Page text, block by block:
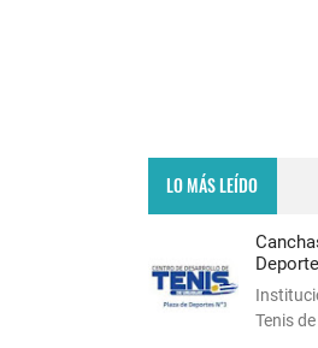
LO MÁS LEÍDO
Tenis